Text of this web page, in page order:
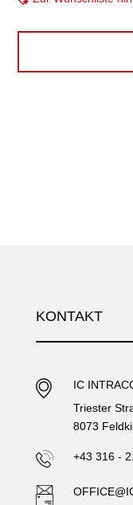
KONTAKT
IC
Triester
8073
+43 316 -